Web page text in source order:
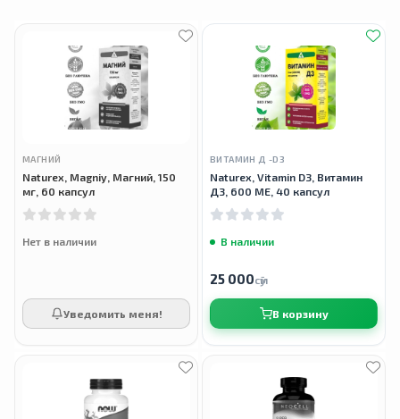
МАГНИЙ
Naturex, Magniy, Магний, 150
мг, 60 капсул
Нет в наличии
Уведомить меня!
ВИТАМИН Д -D3
Naturex, Vitamin D3, Витамин
Д3, 600 ME, 40 капсул
В наличии
25 000сӯм
В корзину